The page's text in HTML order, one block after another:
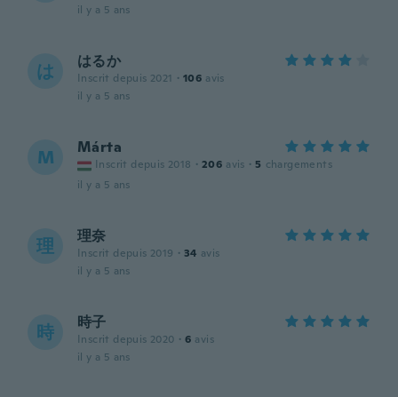
il y a 5 ans
は はるか
Inscrit depuis 2021 · 106 avis
il y a 5 ans
M Márta
Inscrit depuis 2018 · 206 avis · 5 chargements
il y a 5 ans
理 理奈
Inscrit depuis 2019 · 34 avis
il y a 5 ans
時 時子
Inscrit depuis 2020 · 6 avis
il y a 5 ans